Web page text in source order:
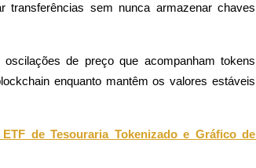
transferências sem nunca armazenar chaves
de preço que acompanham tokens
enquanto mantêm os valores estáveis
de Tesouraria Tokenizado e Gráfico de